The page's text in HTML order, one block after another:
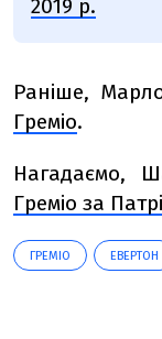
2019 р.
Раніше,
Греміо.
Нагадаємо,
Греміо за
ГРЕМІО ЕВЕРТОН